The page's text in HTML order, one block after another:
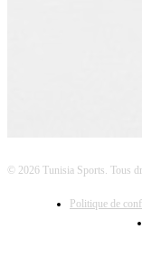
© 2026 Tunisia Sports. Tous
Politique de